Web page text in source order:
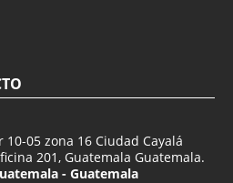
05 zona 16 Ciudad Cayalá
201, Guatemala Guatemala.
- Guatemala